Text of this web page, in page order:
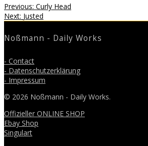
Beitragsnavigation
Previous: Previous
post:
Curly Head
Next: Next
Justed
Noßmann - Daily Works
- Contact
- Datenschutzerklärung
- Impressum
© 2026 Noßmann - Daily Works.
Offizieller ONLINE SHOP
Ebay Shop
Singulart